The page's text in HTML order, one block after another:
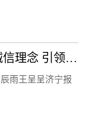
济宁高新区黄屯街道开展“弘扬诚信理念 引领文明风尚”主题宣讲活动
雨王呈呈济宁报